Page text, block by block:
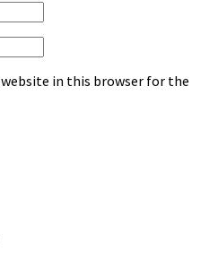
website in this browser for the